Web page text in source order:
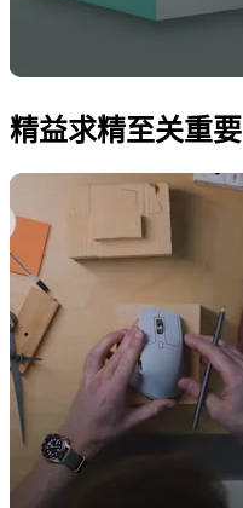
精益求精至关重要